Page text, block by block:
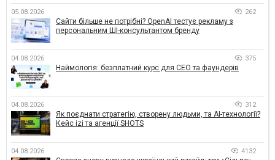
05.08.2026 262
Сайти більше не потрібні? OpenAI тестує рекламу з
персональним ШІ-консультантом бренду
04.08.2026 375
Наймологія: безплатний курс для CEO та фаундерів
04.08.2026 312
Як поєднати стратегію, створену людьми, та AI-технології?
Кейс izi та агенції SHOTS
04.08.2026 4132